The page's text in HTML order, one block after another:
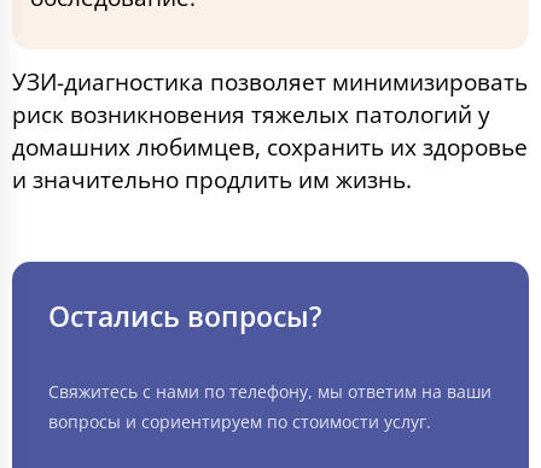
УЗИ-диагностика позволяет минимизировать
риск возникновения тяжелых патологий у
домашних любимцев, сохранить их здоровье
и значительно продлить им жизнь.
Остались вопросы?
Свяжитесь с нами по телефону, мы ответим на ваши
вопросы и сориентируем по стоимости услуг.